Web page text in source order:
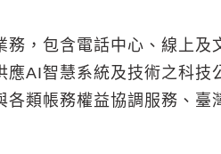
，包含電話中心、線上
AI智慧系統及技術之科
類帳務權益協調服務、